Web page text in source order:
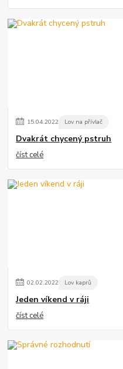
15.04.2022 Lov na přívlač
Dvakrát chycený pstruh
číst celé
02.02.2022 Lov kaprů
Jeden víkend v ráji
číst celé